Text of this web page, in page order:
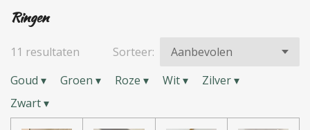
Ringen
11 resultaten
Sorteer:
Goud ▾ Groen ▾ Roze ▾ Wit▾ Zilver▾
Zwart▾